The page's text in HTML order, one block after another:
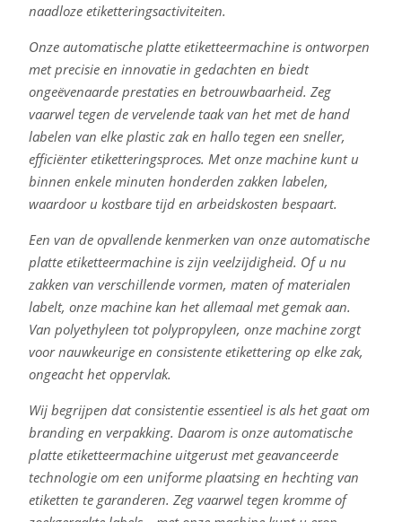
naadloze etiketteringsactiviteiten.
Onze automatische platte etiketteermachine is ontworpen
met precisie en innovatie in gedachten en biedt
ongeëvenaarde prestaties en betrouwbaarheid. Zeg
vaarwel tegen de vervelende taak van het met de hand
labelen van elke plastic zak en hallo tegen een sneller,
efficiënter etiketteringsproces. Met onze machine kunt u
binnen enkele minuten honderden zakken labelen,
waardoor u kostbare tijd en arbeidskosten bespaart.
Een van de opvallende kenmerken van onze automatische
platte etiketteermachine is zijn veelzijdigheid. Of u nu
zakken van verschillende vormen, maten of materialen
labelt, onze machine kan het allemaal met gemak aan.
Van polyethyleen tot polypropyleen, onze machine zorgt
voor nauwkeurige en consistente etikettering op elke zak,
ongeacht het oppervlak.
Wij begrijpen dat consistentie essentieel is als het gaat om
branding en verpakking. Daarom is onze automatische
platte etiketteermachine uitgerust met geavanceerde
technologie om een uniforme plaatsing en hechting van
etiketten te garanderen. Zeg vaarwel tegen kromme of